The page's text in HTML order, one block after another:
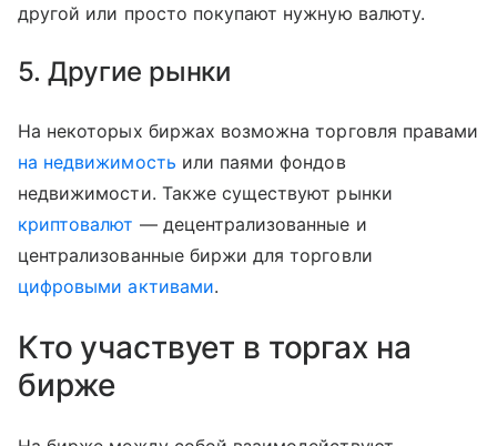
другой или просто покупают нужную валюту.
5. Другие рынки
На некоторых биржах возможна торговля правами
на недвижимость или паями фондов
недвижимости. Также существуют рынки
криптовалют — децентрализованные и
централизованные биржи для торговли
цифровыми активами.
Кто участвует в торгах на
бирже